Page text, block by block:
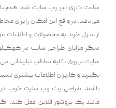
ساعت کاری نیز وب سایت شما
می‌دهد. در واقع این امکان را برای
از منزل خود به محصولات و اطلاعات
دیگر مزایای طراحی سایت در
سایت بر روی کلیه مطالب تبلیغاتی
بگیرید و کاربران اطلاعات بیشتری
باشند. طراحی یک وب سایت خوب در
مانند یک بروشور آنلاین عمل کند.